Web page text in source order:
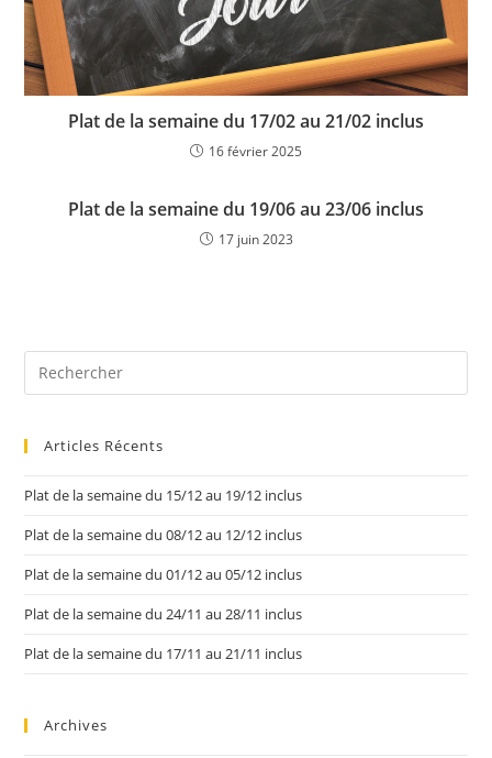
Plat de la semaine du 17/02 au 21/02 inclus
16 février 2025
Plat de la semaine du 19/06 au 23/06 inclus
17 juin 2023
Articles Récents
Plat de la semaine du 15/12 au 19/12 inclus
Plat de la semaine du 08/12 au 12/12 inclus
Plat de la semaine du 01/12 au 05/12 inclus
Plat de la semaine du 24/11 au 28/11 inclus
Plat de la semaine du 17/11 au 21/11 inclus
Archives